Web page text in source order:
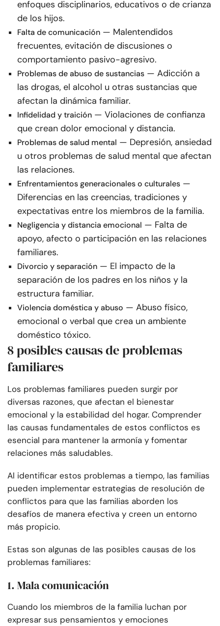
enfoques disciplinarios, educativos o de crianza
de los hijos.
Falta de comunicación — Malentendidos
frecuentes, evitación de discusiones o
comportamiento pasivo-agresivo.
Problemas de abuso de sustancias — Adicción a
las drogas, el alcohol u otras sustancias que
afectan la dinámica familiar.
Infidelidad y traición — Violaciones de confianza
que crean dolor emocional y distancia.
Problemas de salud mental — Depresión, ansiedad
u otros problemas de salud mental que afectan
las relaciones.
Enfrentamientos generacionales o culturales —
Diferencias en las creencias, tradiciones y
expectativas entre los miembros de la familia.
Negligencia y distancia emocional — Falta de
apoyo, afecto o participación en las relaciones
familiares.
Divorcio y separación — El impacto de la
separación de los padres en los niños y la
estructura familiar.
Violencia doméstica y abuso — Abuso físico,
emocional o verbal que crea un ambiente
doméstico tóxico.
8 posibles causas de problemas
familiares
Los problemas familiares pueden surgir por
diversas razones, que afectan el bienestar
emocional y la estabilidad del hogar. Comprender
las causas fundamentales de estos conflictos es
esencial para mantener la armonía y fomentar
relaciones más saludables.
Al identificar estos problemas a tiempo, las familias
pueden implementar estrategias de resolución de
conflictos para que las familias aborden los
desafíos de manera efectiva y creen un entorno
más propicio.
Estas son algunas de las posibles causas de los
problemas familiares:
1. Mala comunicación
Cuando los miembros de la familia luchan por
expresar sus pensamientos y emociones